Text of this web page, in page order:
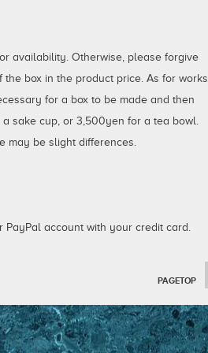
availability. Otherwise, please forgive
box in the product price. As for works
for a box to be made and then
sake cup, or 3,500yen for a tea bowl.
may be slight differences.
account with your credit card.
PAGETOP